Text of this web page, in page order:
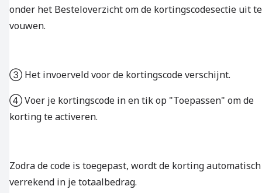
onder het Besteloverzicht om de kortingscodesectie uit te
vouwen.
③ Het invoerveld voor de kortingscode verschijnt.
④ Voer je kortingscode in en tik op "Toepassen" om de
korting te activeren.
Zodra de code is toegepast, wordt de korting automatisch
verrekend in je totaalbedrag.